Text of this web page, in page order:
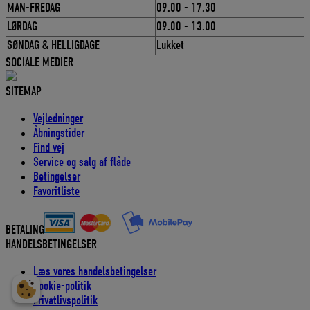
MAN-FREDAG
09.00 - 17.30
LØRDAG
09.00 - 13.00
SØNDAG & HELLIGDAGE
Lukket
SOCIALE MEDIER
SITEMAP
Vejledninger
Åbningstider
Find vej
Service og salg af flåde
Betingelser
Favoritliste
BETALING
HANDELSBETINGELSER
Læs vores handelsbetingelser
Cookie-politik
Privatlivspolitik